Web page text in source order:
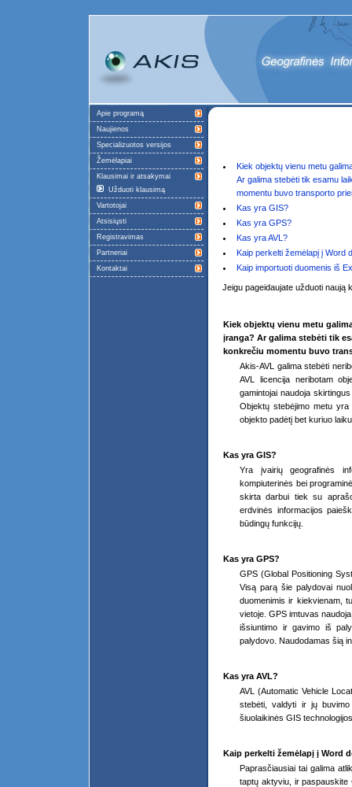
Apie programą
Naujienos
Specializuotos versijos
Žemėlapiai
Klausimai ir atsakymai
Užduoti klausimą
Vartotojai
Atsisiųsti
Registravimas
Partneriai
Kontaktai
Kiek objektų vienu metu
Ar galima stebėti tik esamu
momentu buvo transporto
Kas yra GIS?
Kas yra GPS?
Kas yra AVL?
Kaip perkelti žemėlapį į Word
Kaip importuoti duomenis iš
Jeigu pageidaujate užduoti naują
Kiek objektų vienu metu
įranga? Ar galima stebėti tik
konkrečiu momentu buvo
Akis-AVL galima stebėti
AVL licencija neribotam
gamintojai naudoja
Objektų stebėjimo metu
objekto padėtį bet kuriuo
Kas yra GIS?
Yra įvairių geografinės
kompiuterinės bei
skirta darbui tiek su
erdvinės informacijos
būdingų funkcijų.
Kas yra GPS?
GPS (Global Positioning
Visą parą šie palydovai
duomenimis ir kiekvienam,
vietoje. GPS imtuvas
išsiuntimo ir gavimo iš
palydovo. Naudodamas šią
Kas yra AVL?
AVL (Automatic Vehicle
stebėti, valdyti ir jų buvimo
šiuolaikinės GIS
Kaip perkelti žemėlapį į Word
Paprasčiausiai tai galima
taptų aktyviu, ir paspauskite